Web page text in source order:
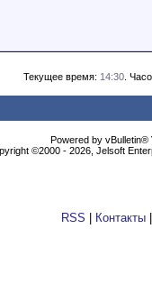
Текущее время: 14:30 .
Powеrеd by vВullеtin®
©2000 - 2026, Jеlsоft
RSS
Контакты|